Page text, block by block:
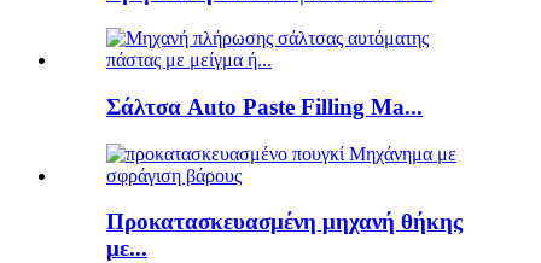
Σάλτσα Auto Paste Filling Ma...
Προκατασκευασμένη μηχανή θήκης
με...